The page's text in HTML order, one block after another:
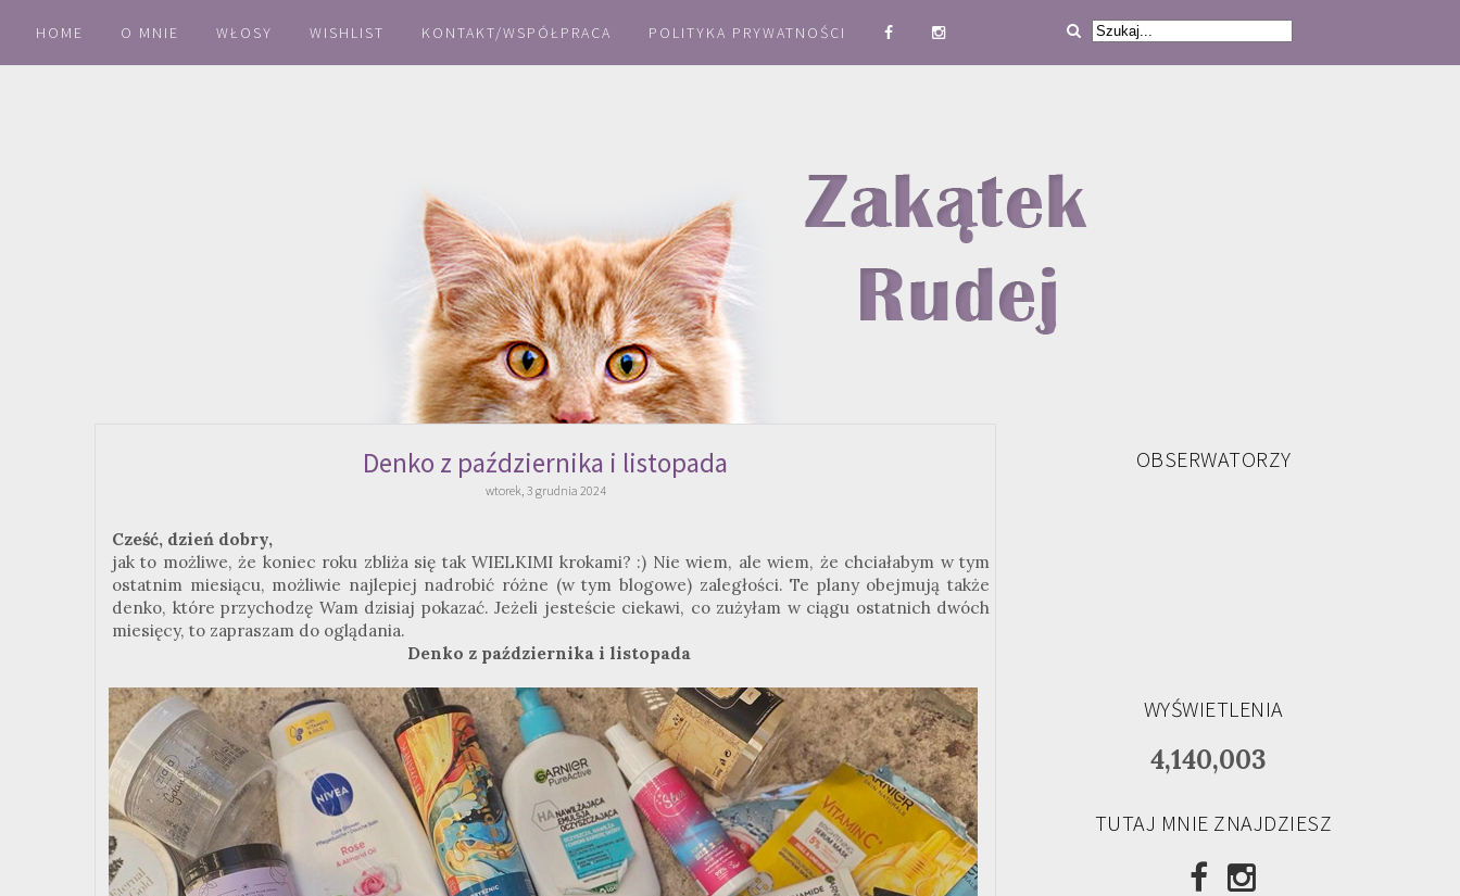
HOME O MNIE WŁOSY WISHLIST KONTAKT/WSPÓŁPRACA POLITYKA PRYWATNOŚCI
Denko z października i listopada
wtorek, 3 grudnia 2024
Cześć, dzień dobry,
jak to możliwe, że koniec roku zbliża się tak WIELKIMI krokami? :) Nie wiem, ale wiem, że chciałabym w tym
ostatnim miesiącu, możliwie najlepiej nadrobić różne (w tym blogowe) zaległości. Te plany obejmują także
denko, które przychodzę Wam dzisiaj pokazać. Jeżeli jesteście ciekawi, co zużyłam w ciągu ostatnich dwóch
miesięcy, to zapraszam do oglądania.
Denko z października i listopada
OBSERWATORZY
WYŚWIETLENIA
4,140,003
TUTAJ MNIE ZNAJDZIESZ